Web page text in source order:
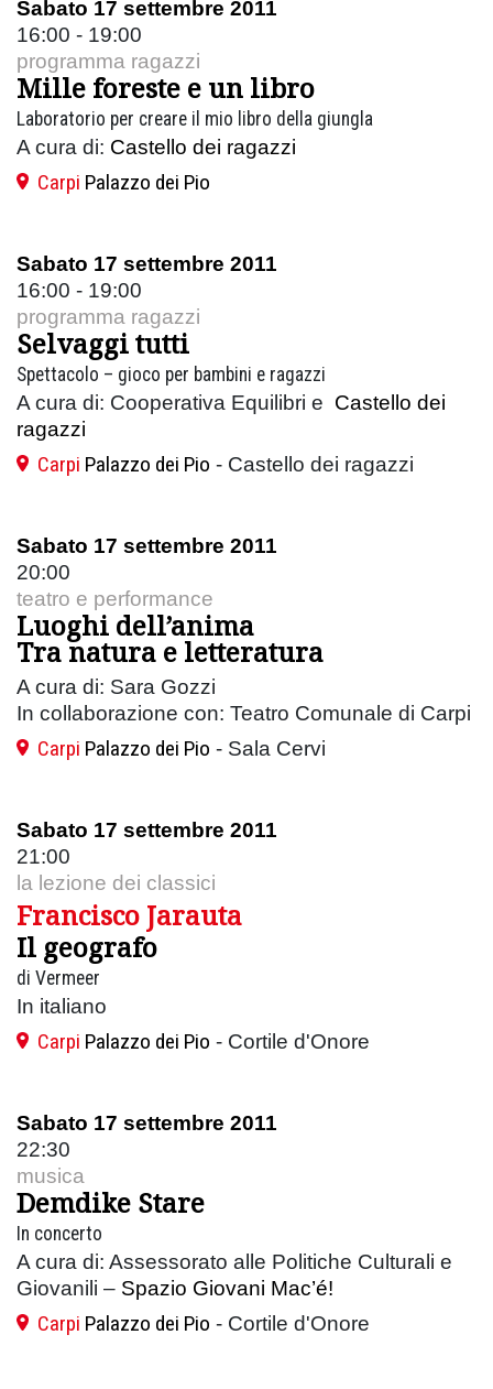
Sabato 17 settembre 2011
16:00 - 19:00
programma ragazzi
Mille foreste e un libro
Laboratorio per creare il mio libro della giungla
A cura di: Castello dei ragazzi
Carpi Palazzo dei Pio
Sabato 17 settembre 2011
16:00 - 19:00
programma ragazzi
Selvaggi tutti
Spettacolo – gioco per bambini e ragazzi
A cura di: Cooperativa Equilibri e Castello dei
ragazzi
Carpi Palazzo dei Pio - Castello dei ragazzi
Sabato 17 settembre 2011
20:00
teatro e performance
Luoghi dell’anima
Tra natura e letteratura
A cura di: Sara Gozzi
In collaborazione con: Teatro Comunale di Carpi
Carpi Palazzo dei Pio - Sala Cervi
Sabato 17 settembre 2011
21:00
la lezione dei classici
Francisco Jarauta
Il geografo
di Vermeer
In italiano
Carpi Palazzo dei Pio - Cortile d'Onore
Sabato 17 settembre 2011
22:30
musica
Demdike Stare
In concerto
A cura di: Assessorato alle Politiche Culturali e
Giovanili – Spazio Giovani Mac’é!
Carpi Palazzo dei Pio - Cortile d'Onore